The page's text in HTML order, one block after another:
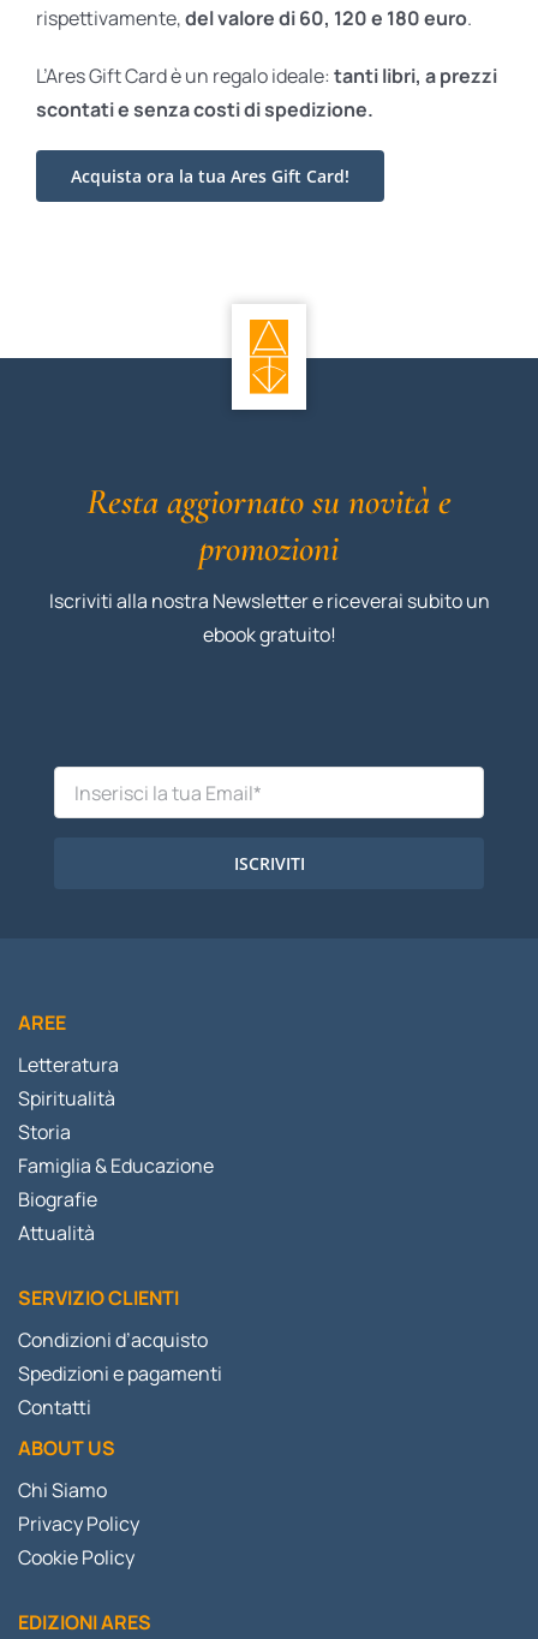
rispettivamente,del valore di 60, 120 e 180 euro.
L’Ares Gift Card è un regalo ideale: tanti libri, a prezzi
scontati esenza costi di spedizione.
Acquista ora la tua Ares Gift Card!
Resta aggiornato su novità e
promozioni
Iscriviti alla nostra Newsletter e riceverai subito un
ebook gratuito!
ISCRIVITI
AREE
Letteratura
Spiritualità
Storia
Famiglia & Educazione
Biografie
Attualità
SERVIZIO CLIENTI
Condizioni d’acquisto
Spedizioni e pagamenti
Contatti
ABOUT US
Chi Siamo
Privacy Policy
Cookie Policy
EDIZIONI ARES